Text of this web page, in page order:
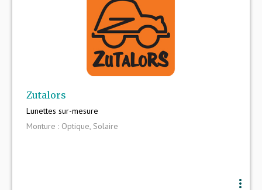
Zutalors
Lunettes sur-mesure
Monture : Optique, Solaire
more_vert